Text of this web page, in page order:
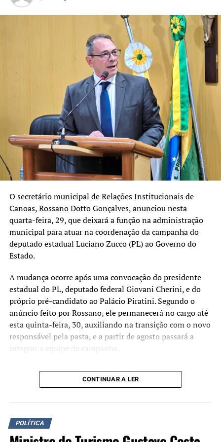
construída a partir do diálogo com comunidades e
movimentos sociais, com foco em pautas que considera
prioritárias para o Rio Grande do Sul.
O secretário municipal de Relações Institucionais de
Canoas, Rossano Dotto Gonçalves, anunciou nesta
quarta-feira, 29, que deixará a função na administração
municipal para atuar na coordenação da campanha do
deputado estadual Luciano Zucco (PL) ao Governo do
Estado.
A mudança ocorre após uma convocação do presidente
estadual do PL, deputado federal Giovani Cherini, e do
próprio pré-candidato ao Palácio Piratini. Segundo o
anúncio feito por Rossano, ele permanecerá no cargo até
esta quinta-feira, 30, auxiliando na transição com o novo
responsável pela pasta, e a partir de agosto passará a
integrar a equipe de campanha.
Natural de São Gabriel, Rossano Dotto Gonçalves possui
trajetória na gestão pública municipal. Ele foi prefeito do
associações regionais. Recentemente, coordenou as
campanhas eleitorais que resultaram nas vitórias para as
prefeituras de São Gabriel e Canoas.
CONTINUAR A LER
POLÍTICA